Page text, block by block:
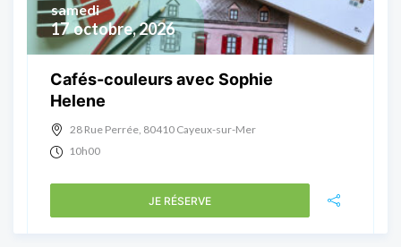
17 octobre, 2026
samedi
Cafés-couleurs avec Sophie
Helene
28 Rue Perrée, 80410 Cayeux-sur-Mer
10h00
JE RÉSERVE